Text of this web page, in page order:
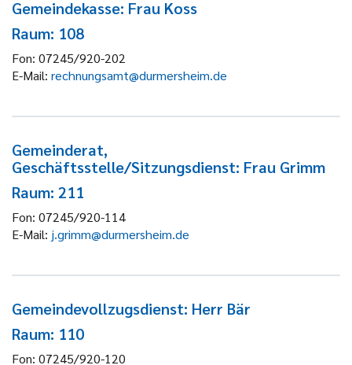
Gemeindekasse: Frau Koss
Raum: 108
Fon: 07245/920-202
E-Mail: rechnungsamt@durmersheim.de
Gemeinderat,
Geschäftsstelle/Sitzungsdienst: Frau Grimm
Raum: 211
Fon: 07245/920-114
E-Mail: j.grimm@durmersheim.de
Gemeindevollzugsdienst: Herr Bär
Raum: 110
Fon: 07245/920-120